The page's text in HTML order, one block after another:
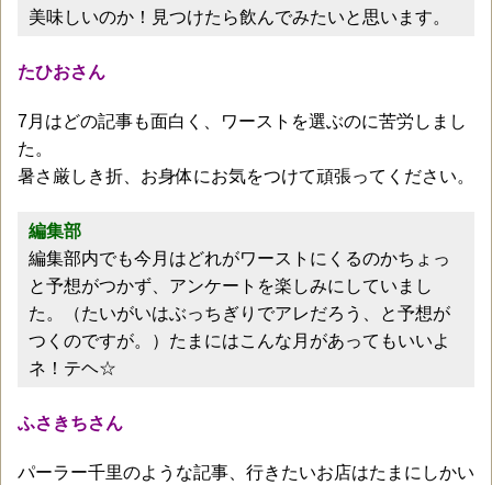
美味しいのか！見つけたら飲んでみたいと思います。
たひおさん
7月はどの記事も面白く、ワーストを選ぶのに苦労しまし
た。
暑さ厳しき折、お身体にお気をつけて頑張ってください。
編集部
編集部内でも今月はどれがワーストにくるのかちょっ
と予想がつかず、アンケートを楽しみにしていまし
た。（たいがいはぶっちぎりでアレだろう、と予想が
つくのですが。）たまにはこんな月があってもいいよ
ネ！テヘ☆
ふさきちさん
パーラー千里のような記事、行きたいお店はたまにしかい